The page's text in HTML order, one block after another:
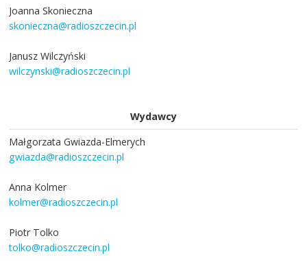
Joanna Skonieczna
skonieczna@radioszczecin.pl
Janusz Wilczyński
wilczynski@radioszczecin.pl
Wydawcy
Małgorzata Gwiazda-Elmerych
gwiazda@radioszczecin.pl
Anna Kolmer
kolmer@radioszczecin.pl
Piotr Tolko
tolko@radioszczecin.pl